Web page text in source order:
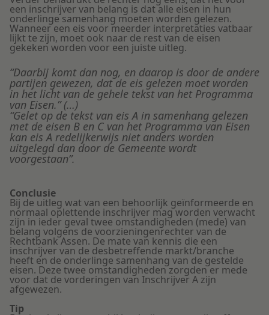
een inschrijver van belang is dat alle eisen in hun
onderlinge samenhang moeten worden gelezen.
Wanneer een eis voor meerder interpretaties vatbaar
lijkt te zijn, moet ook naar de rest van de eisen
gekeken worden voor een juiste uitleg.
“Daarbij komt dan nog, en daarop is door de andere
partijen gewezen, dat de eis gelezen moet worden
in het licht van de gehele tekst van het Programma
van Eisen.” (…)
“Gelet op de tekst van eis A in samenhang gelezen
met de eisen B en C van het Programma van Eisen
kan eis A redelijkerwijs niet anders worden
uitgelegd dan door de Gemeente wordt
voorgestaan”.
Conclusie
Bij de uitleg wat van een behoorlijk geïnformeerde en
normaal oplettende inschrijver mag worden verwacht
zijn in ieder geval twee omstandigheden (mede) van
belang volgens de voorzieningenrechter van de
Rechtbank Assen. De mate van kennis die een
inschrijver van de desbetreffende markt/branche
heeft en de onderlinge samenhang van de gestelde
eisen. Deze twee omstandigheden zorgden er mede
voor dat de vorderingen van Inschrijver A zijn
afgewezen.
Tip